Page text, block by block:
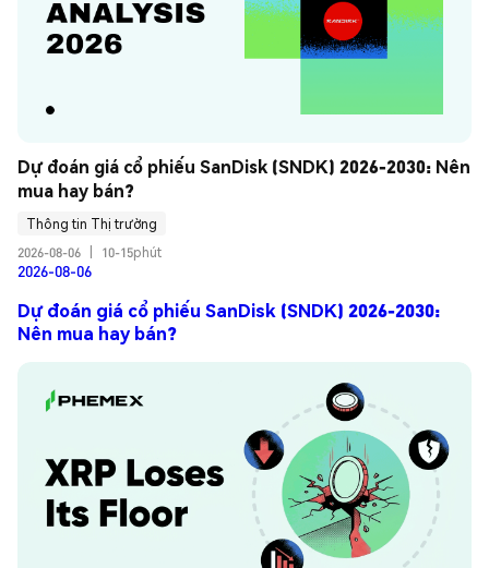
Dự đoán giá cổ phiếu SanDisk (SNDK) 2026-2030: Nên
mua hay bán?
Thông tin Thị trường
2026-08-06
10-15phút
2026-08-06
Dự đoán giá cổ phiếu SanDisk (SNDK) 2026-2030:
Nên mua hay bán?